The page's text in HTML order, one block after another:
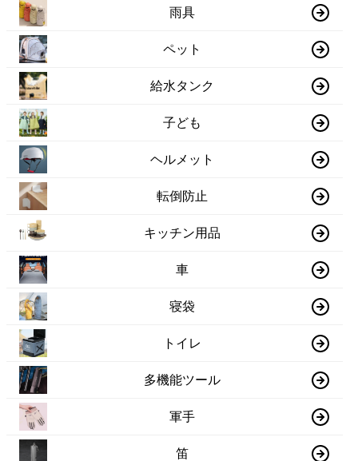
雨具
ペット
給水タンク
子ども
ヘルメット
転倒防止
キッチン用品
車
寝袋
トイレ
多機能ツール
軍手
笛